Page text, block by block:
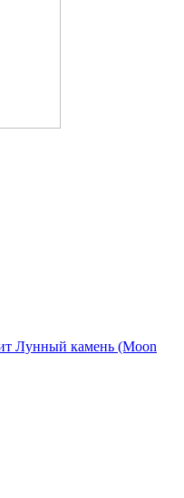
Лунный камень (Moon